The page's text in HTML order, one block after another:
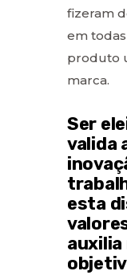
fizeram
em
produto
marca.
Ser
valida
esta
auxilia